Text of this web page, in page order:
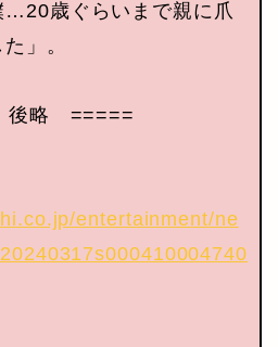
歳ぐらいまで親に爪
」。
=====
entertainment/ne